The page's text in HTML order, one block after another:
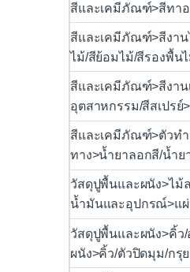
สีและเคมีภัณฑ์>สีทาอ
สีและเคมีภัณฑ์>สีงาน
ไม้/สีย้อมไม้/สีรองพื้น
สีและเคมีภัณฑ์>สีงาน
อุตสาหกรรม/สีสเปรย์
สีและเคมีภัณฑ์>ตัวทำ
ทาง>น้ำยาลอกสี/น้ำ
วัสดุปูพื้นและผนัง>ไม้ล
น้ำมันและอุปกรณ์>แ
วัสดุปูพื้นและผนัง>คิ้ว
ผนัง>คิ้ว/ตัวปิดมุม/กรุ